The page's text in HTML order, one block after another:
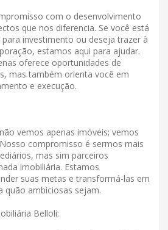
com o desenvolvimento
que nos diferencia. Se você está
investimento ou deseja trazer à
estamos aqui para ajudar.
oferece oportunidades de
mas também orienta você em
e execução.
vemos apenas imóveis; vemos
compromisso é sermos mais
mas sim parceiros
imobiliária. Estamos
suas metas e transformá-las em
quão ambiciosas sejam.
Belloli: